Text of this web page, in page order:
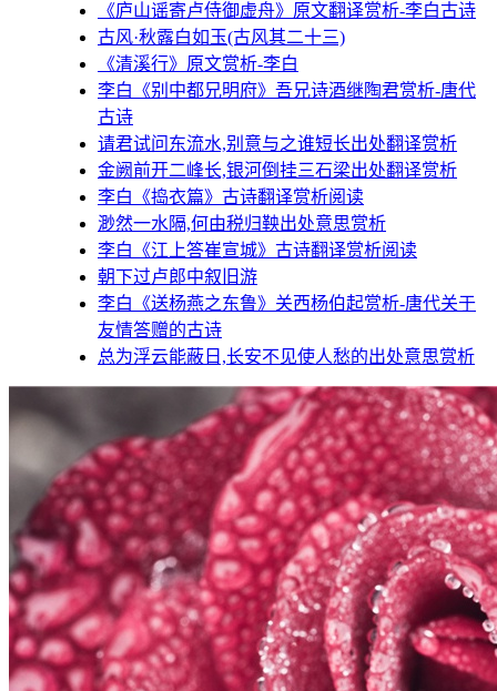
《庐山谣寄卢侍御虚舟》原文翻译赏析-李白古诗
古风·秋露白如玉(古风其二十三)
《清溪行》原文赏析-李白
李白《别中都兄明府》吾兄诗酒继陶君赏析-唐代
古诗
请君试问东流水,别意与之谁短长出处翻译赏析
金阙前开二峰长,银河倒挂三石梁出处翻译赏析
李白《捣衣篇》古诗翻译赏析阅读
渺然一水隔,何由税归鞅出处意思赏析
李白《江上答崔宣城》古诗翻译赏析阅读
朝下过卢郎中叙旧游
李白《送杨燕之东鲁》关西杨伯起赏析-唐代关于
友情答赠的古诗
总为浮云能蔽日,长安不见使人愁的出处意思赏析